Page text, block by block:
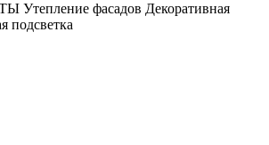
фасадов Декоративная
подсветка